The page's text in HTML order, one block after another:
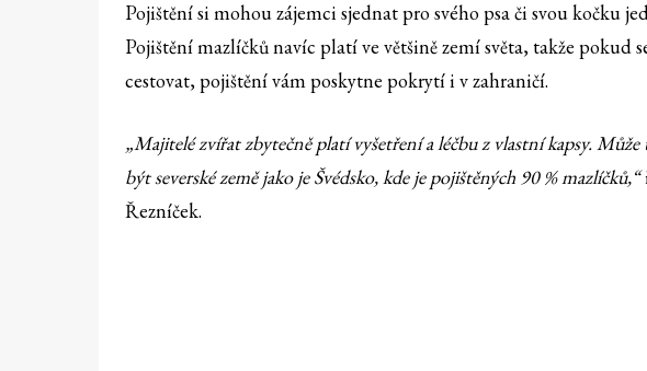
Pojištění si mohou zájemci sjednat pro svého psa či svou kočku
Pojištění mazlíčků navíc platí ve většině zemí světa, takže pokud
cestovat, pojištění vám poskytne pokrytí i v zahraničí.
„Majitelé zvířat zbytečně platí vyšetření a léčbu z vlastní kapsy.
být severské země jako je Švédsko, kde je pojištěných 90 % mazlíčků,“
Řezníček.